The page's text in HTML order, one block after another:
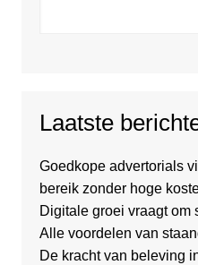
Laatste
Goedkope advertorials
bereik zonder hoge
Digitale groei vraagt om
Alle voordelen van
De kracht van beleving